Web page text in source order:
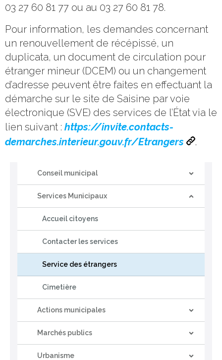
03 27 60 81 77 ou au 03 27 60 81 78.
Pour information, les demandes concernant
un renouvellement de récépissé, un
duplicata, un document de circulation pour
étranger mineur (DCEM) ou un changement
d’adresse peuvent être faites en effectuant la
démarche sur le site de Saisine par voie
électronique (SVE) des services de l’État via le
lien suivant : https://invite.contacts-
demarches.interieur.gouv.fr/Etrangers
.
Conseil municipal
Services Municipaux
Accueil citoyens
Contacter les services
Service des étrangers
Cimetière
Actions municipales
Marchés publics
Urbanisme